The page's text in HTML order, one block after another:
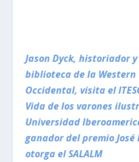
Jason Dyck, historiador
biblioteca de la
Occidental, visita el
Vida de los varones
Universidad
ganador del premio
otorga el SALALM